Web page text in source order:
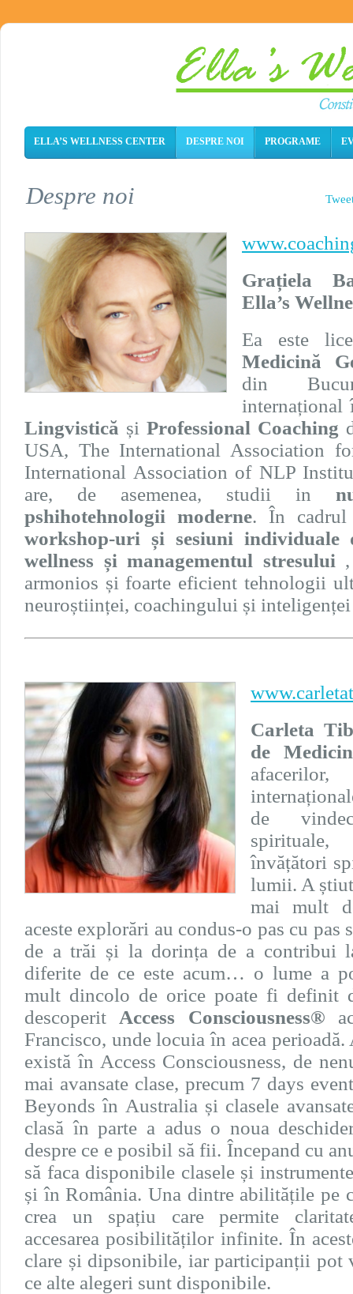
ELLA’S WELLNESS CENTER DESPRE NOI PROGRAME
Despre noi
Grațiela
Ella’s
Ea este
Medicină
din
Lingvistică și Professional Coaching
USA, The International Association
International Association of NLP
are, de asemenea, studii in
pshihotehnologii moderne. În cadrul
workshop-uri și sesiuni individuale
wellness și managementul stresului
armonios și foarte eficient tehnologii
neuroștiinței, coachingului și
Carleta
de
de
învățători
lumii. A
mai mult
aceste explorări au condus-o pas cu pas
de a trăi și la dorința de a contribui
diferite de ce este acum… o lume a
mult dincolo de orice poate fi definit
descoperit Access Consciousness®
Francisco, unde locuia în acea perioadă.
există în Access Consciousness, de
mai avansate clase, precum 7 days
Beyonds în Australia și clasele
clasă în parte a adus o noua
despre ce e posibil să fii. Începand cu
să faca disponibile clasele și
și în România. Una dintre abilitățile pe
crea un spațiu care permite
accesarea posibilităților infinite. În
clare și dipsonibile, iar participanții pot
ce alte alegeri sunt disponibile.